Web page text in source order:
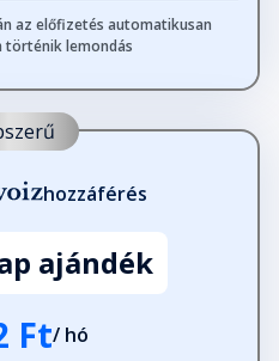
az előfizetés automatikusan
történik lemondás
hozzáférés
ajándék
Ft/ hó